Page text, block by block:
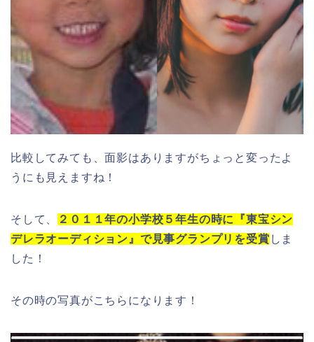
比較してみても、面影はありますがちょっと変ったよ
うにも見えますね！
そして、
２０１１年の小学校５年生の時に『東宝シン
デレラオーディション』で見事グランプリを受賞 しま
した！
その時の写真がこちらになります！